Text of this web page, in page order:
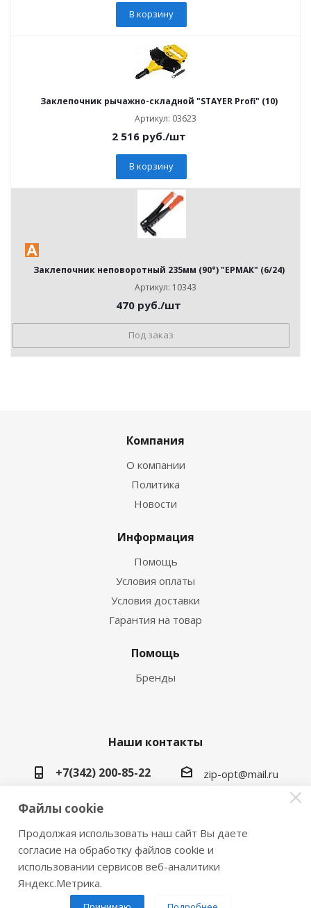
В корзину
Заклепочник рычажно-складной "STAYER Profi" (10)
Артикул: 03623
2 516руб./шт
В корзину
Заклепочник неповоротный 235мм (90°) "ЕРМАК" (6/24)
Артикул: 10343
470 руб./шт
Под заказ
Компания
О компании
Политика
Новости
Информация
Помощь
Условия оплаты
Условия доставки
Гарантия на товар
Помощь
Бренды
Наши контакты
+7(342) 200-85-22
zip-opt@mail.ru
г. Пермь, ул. Васильева, 5в
2026 © Замки инструмент плюс
Файлы cookie
Продолжая использовать наш сайт Вы даете
согласие на обработку файлов cookie и
использовании сервисов веб-аналитики
Яндекс.Метрика.